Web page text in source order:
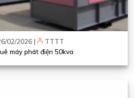
02/2026 |
TTTT
máy phát điện 50kva